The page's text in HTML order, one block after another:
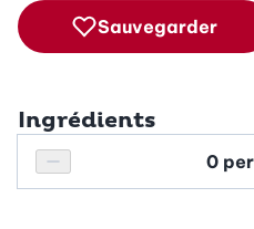
Sauvegarder
Ingrédients
Réduire le nombre de personnes
Personnes